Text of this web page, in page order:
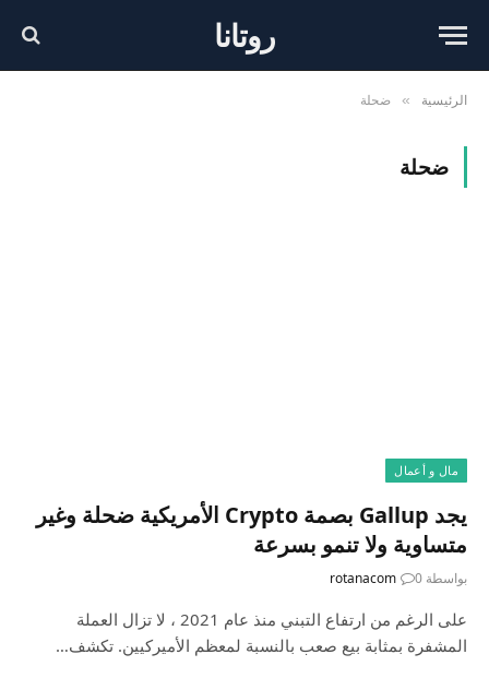
روتانا
الرئيسية » ضحلة
ضحلة
مال و أعمال
يجد Gallup بصمة Crypto الأمريكية ضحلة وغير
متساوية ولا تنمو بسرعة
بواسطة rotanacom 0
على الرغم من ارتفاع التبني منذ عام 2021 ، لا تزال العملة
المشفرة بمثابة بيع صعب بالنسبة لمعظم الأميركيين. تكشف…